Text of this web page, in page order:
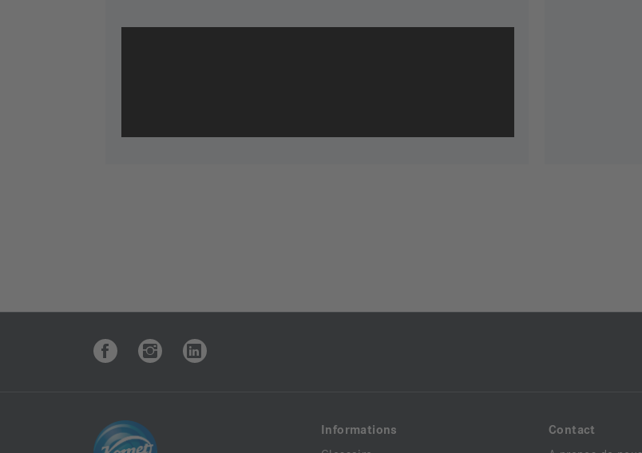
Informations
Contact